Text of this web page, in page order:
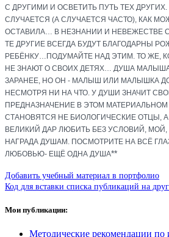
С ДРУГИМИ И ОСВЕТИТЬ ПУТЬ ТЕХ ДРУГИХ.
СЛУЧАЕТСЯ (А СЛУЧАЕТСЯ ЧАСТО), КАК
ОСТАВИЛА… В НЕЗНАНИИ И НЕВЕЖЕСТВЕ
ТЕ ДРУГИЕ ВСЕГДА БУДУТ БЛАГОДАРНЫ
РЕБЁНКУ…ПОДУМАЙТЕ НАД ЭТИМ. ТО ЖЕ,
НЕ ЗНАЮТ О СВОИХ ДЕТЯХ… ДУША
ЗАРАНЕЕ, НО ОН - МАЛЫШ ИЛИ МАЛЫШКА
НЕСМОТРЯ НИ НА ЧТО. У ДУШИ ЗНАЧИТ
ПРЕДНАЗНАЧЕНИЕ В ЭТОМ
СТАНОВЯТСЯ НЕ БИОЛОГИЧЕСКИЕ ОТЦЫ ,
ВЕЛИКИЙ ДАР ЛЮБИТЬ БЕЗ УСЛОВИЙ , МОЙ ,
НАГРАДА ДУШАМ. ПОСМОТРИТЕ НА ВСЁ
ЛЮБОВЬЮ- ЕЩЁ ОДНА ДУША**
Добавить учебный материал в портфолио
Код для вставки списка публикаций на
Мои публикации:
Методические рекомендации по